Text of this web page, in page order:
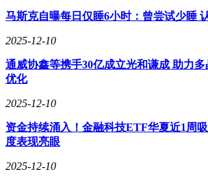
马斯克自曝每日仅睡6小时：曾尝试少睡
2025-12-10
通威协鑫等携手30亿成立光和谦成 助力
优化
2025-12-10
资金持续涌入！金融科技ETF华夏近1周
度表现亮眼
2025-12-10